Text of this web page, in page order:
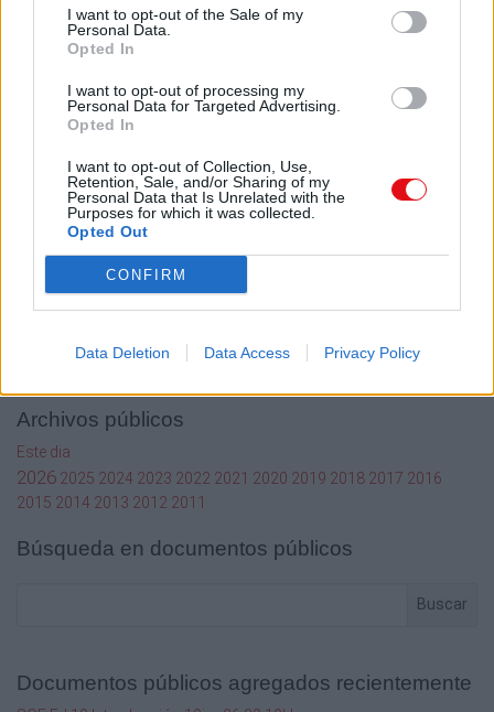
I want to opt-out of the Sale of my
Personal Data.
Opted In
I want to opt-out of processing my
Personal Data for Targeted Advertising.
Opted In
I want to opt-out of Collection, Use,
Retention, Sale, and/or Sharing of my
Personal Data that Is Unrelated with the
Purposes for which it was collected.
Opted Out
CONFIRM
Data Deletion Data Access Privacy Policy
Sobre Caja PDF
Cargar un archivo
Preguntas frecuentes
Aviso legal
Términos de Uso del sitio
Contacto
Mi cuenta
Administrador de archivos
Conectar
Crea una cuenta Caja PDF
Configuración de cookies
Archivos públicos
Este dia
2026 2025 2024 2023 2022 2021 2020 2019 2018 2017 2016
2015 2014 2013 2012 2011
Búsqueda en documentos públicos
Buscar
Documentos públicos agregados recientemente